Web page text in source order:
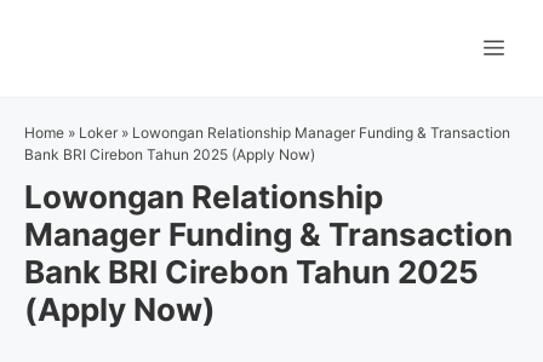
Home » Loker » Lowongan Relationship Manager Funding & Transaction
Bank BRI Cirebon Tahun 2025 (Apply Now)
Lowongan Relationship
Manager Funding & Transaction
Bank BRI Cirebon Tahun 2025
(Apply Now)